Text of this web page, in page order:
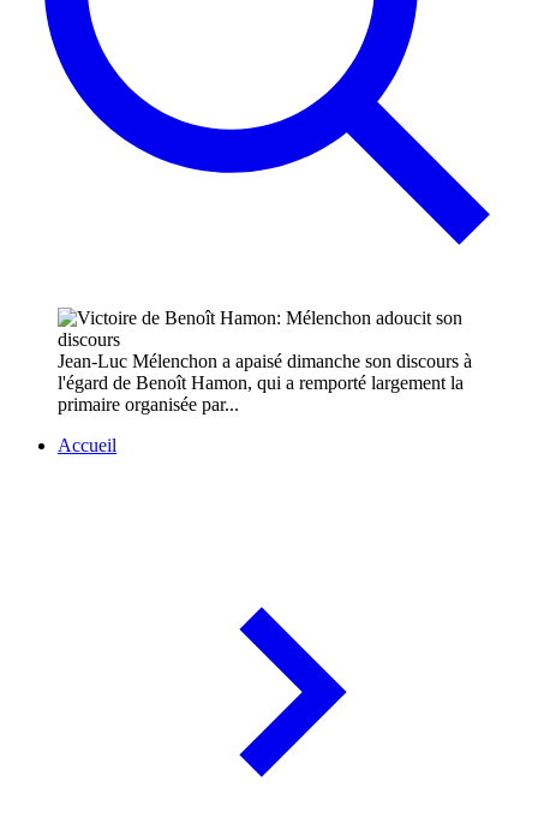
Jean-Luc Mélenchon a apaisé dimanche son discours à
l'égard de Benoît Hamon, qui a remporté largement la
primaire organisée par...
Accueil